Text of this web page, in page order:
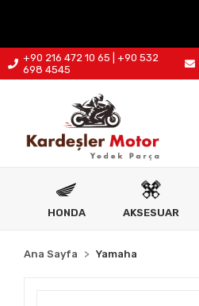
+90 216 472 10 65 | +90 532
698 4545
HONDA AKSESUAR
Ana Sayfa Yamaha